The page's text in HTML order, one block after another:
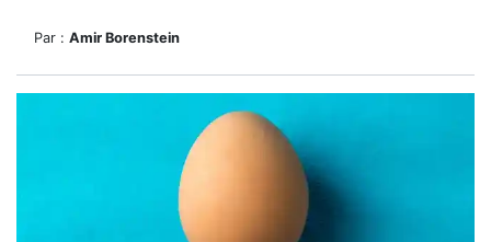
Par : Amir Borenstein